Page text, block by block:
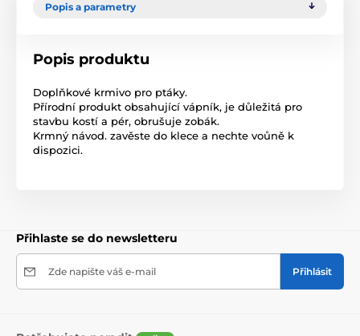
Popis a parametry
Popis produktu
Doplňkové krmivo pro ptáky.
Přírodní produkt obsahující vápník, je důležitá pro
stavbu kostí a pér, obrušuje zobák.
Krmný návod. zavěste do klece a nechte voůně k
dispozici.
Přihlaste se do newsletteru
Zde napište váš e-mail Přihlásit